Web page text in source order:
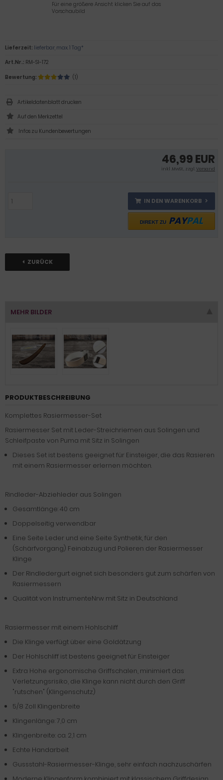
Für eine größere Ansicht klicken Sie auf das
Vorschaubild
46,99 EUR
inkl .MwSt., zzgl.Versand
IN DEN WARENKORB
DIREKT ZU PAYPAL
ZURÜCK
Lieferzeit: lieferbar, max. 1 Tag*
Art.Nr.: RM-SI-172
Bewertung:
(1)
Artikeldatenblatt drucken
Infos zu Kundenbewertungen
MEHR BILDER
PRODUKTBESCHREIBUNG
Komplettes Rasiermesser-Set
Rasiermesser Set mit Leder-Streichriemen aus Solingen und
Schleifpaste von Puma mit Sitz in Solingen
Dieses Set ist bestens geeignet für Einsteiger, die das Rasieren
mit einem Rasiermesser erlernen möchten.
Rindleder-Abziehleder aus Solingen
Gesamtlänge: 40 cm
Doppelseitig verwendbar
Eine Seite Leder und eine Seite Synthetik, für den
(Schärfvorgang) Feinabzug und Polieren der Rasiermesser
Klinge
Der Rindledergurt eignet sich besonders gut zum schärfen von
Rasiermessern
Qualität von InstrumenteNrw mit Sitz in Deutschland
Rasiermesser mit einem Hohlschliff
Die Klinge verfügt über eine Goldätzung
Der Hohlschliff ist bestens geeignet für Einsteiger
Extra Hohe ergonomische Griffschalen, minimiert das
Verletzungsrisiko, die Klinge kann nicht durch den Griff
"rutschen" (Klingenschutz)
5/8 Zoll Klingenbreite
Klingenlänge: 7,0 cm
Klingenbreite: ca. 2,1 cm
Echte Handarbeit
Gussstahl-Rasiermesser-Klinge, sehr einfach nachzuschärfen